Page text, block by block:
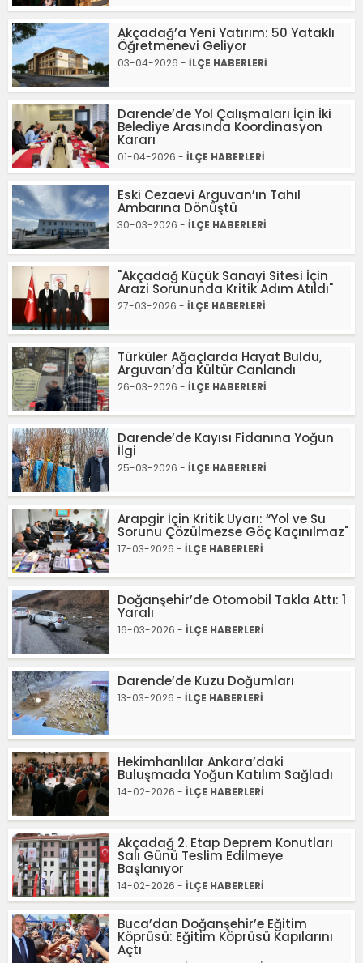
Akçadağ’a Yeni Yatırım: 50 Yataklı
Öğretmenevi Geliyor
03-04-2026 - İLÇE HABERLERİ
Darende’de Yol Çalışmaları İçin İki
Belediye Arasında Koordinasyon
Kararı
01-04-2026 - İLÇE HABERLERİ
Eski Cezaevi Arguvan’ın Tahıl
Ambarına Dönüştü
30-03-2026 - İLÇE HABERLERİ
"Akçadağ Küçük Sanayi Sitesi İçin
Arazi Sorununda Kritik Adım Atıldı"
27-03-2026 - İLÇE HABERLERİ
Türküler Ağaçlarda Hayat Buldu,
Arguvan’da Kültür Canlandı
26-03-2026 - İLÇE HABERLERİ
Darende’de Kayısı Fidanına Yoğun
İlgi
25-03-2026 - İLÇE HABERLERİ
Arapgir İçin Kritik Uyarı: “Yol ve Su
Sorunu Çözülmezse Göç Kaçınılmaz"
17-03-2026 - İLÇE HABERLERİ
Doğanşehir’de Otomobil Takla Attı: 1
Yaralı
16-03-2026 - İLÇE HABERLERİ
Darende’de Kuzu Doğumları
13-03-2026 - İLÇE HABERLERİ
Hekimhanlılar Ankara’daki
Buluşmada Yoğun Katılım Sağladı
14-02-2026 - İLÇE HABERLERİ
Akçadağ 2. Etap Deprem Konutları
Salı Günü Teslim Edilmeye
Başlanıyor
14-02-2026 - İLÇE HABERLERİ
Buca’dan Doğanşehir’e Eğitim
Köprüsü: Eğitim Köprüsü Kapılarını
Açtı